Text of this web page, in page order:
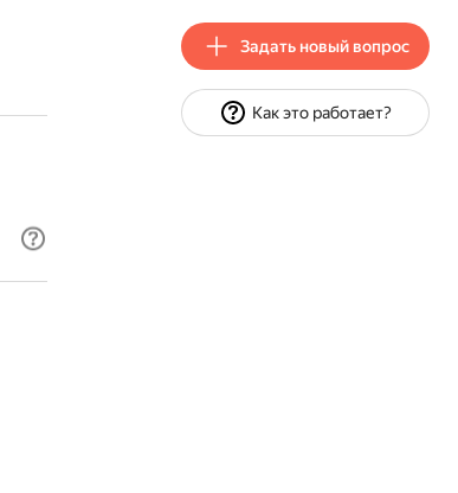
Задать новый вопрос
Как это работает?